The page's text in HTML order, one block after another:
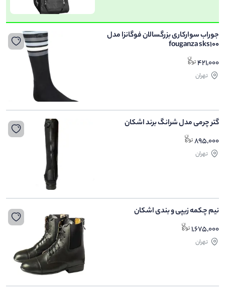
جوراب سوارکاری بزرگسالان فوگانزا مدل
fouganza sks100
421,000
تهران
گتر چرمی مدل شرانگ برند اشکان
895,000
تهران
نیم چکمه زیپی و بندی اشکان
1,675,000
تهران